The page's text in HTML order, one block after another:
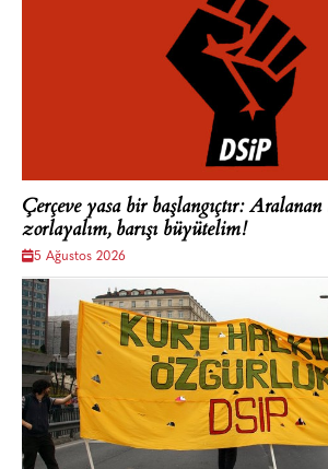
Çerçeve yasa bir başlangıçtır:
zorlayalım, barışı büyütelim!
5 Ağustos 2026